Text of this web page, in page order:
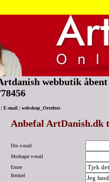
webbutik
| E-mail webshop_Orrefors
Anbefal ArtDanish.dk
Din e-mail
Modtager e-mail
Emne
Besked